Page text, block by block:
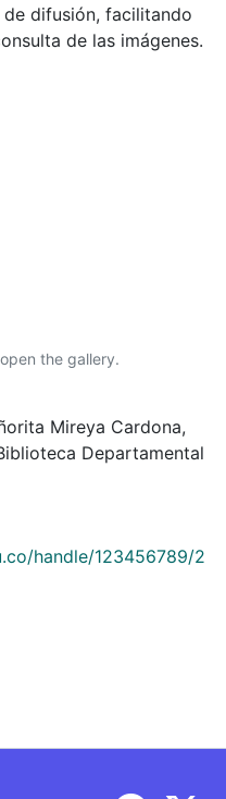
difusión, facilitando
de las imágenes.
the gallery.
Mireya Cardona,
Departamental
handle/123456789/2